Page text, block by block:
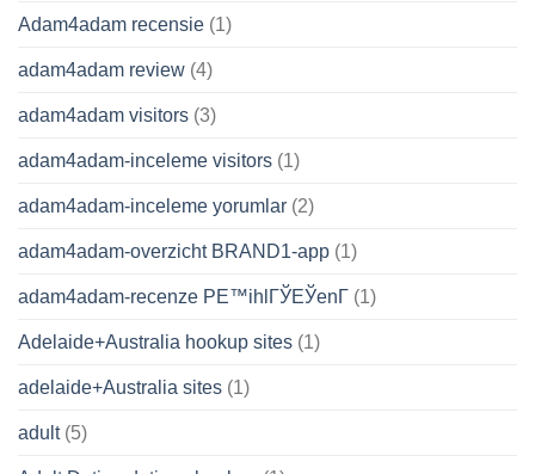
Adam4adam recensie (1)
adam4adam review (4)
adam4adam visitors (3)
adam4adam-inceleme visitors (1)
adam4adam-inceleme yorumlar (2)
adam4adam-overzicht BRAND1-app (1)
adam4adam-recenze PЕ™ihlГЎЕЎenГ­ (1)
Adelaide+Australia hookup sites (1)
adelaide+Australia sites (1)
adult(5)